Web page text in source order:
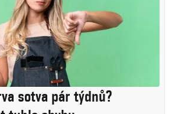
sotva pár týdnů?